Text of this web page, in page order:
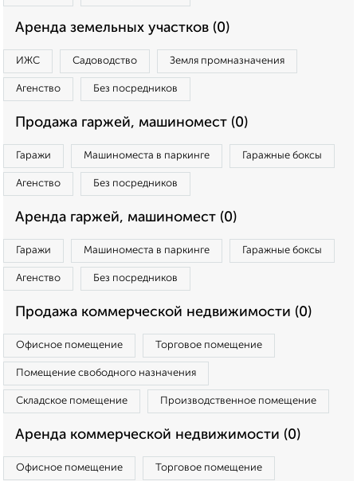
Аренда земельных участков (0)
ИЖС Садоводство Земля промназначения
Агенство Без посредников
Продажа гаржей, машиномест (0)
Гаражи Машиноместа в паркинге Гаражные боксы
Агенство Без посредников
Аренда гаржей, машиномест (0)
Гаражи Машиноместа в паркинге Гаражные боксы
Агенство Без посредников
Продажа коммерческой недвижимости (0)
Офисное помещение Торговое помещение
Помещение свободного назначения
Складское помещение Производственное помещение
Аренда коммерческой недвижимости (0)
Офисное помещение Торговое помещение